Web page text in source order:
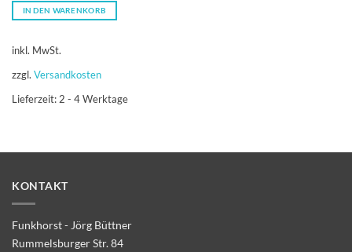
IN DEN WARENKORB
inkl. MwSt.
zzgl. Versandkosten
Lieferzeit:2 - 4 Werktage
KONTAKT
Funkhorst - Jörg Büttner
Rummelsburger Str. 84